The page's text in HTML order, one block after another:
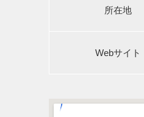
所在地
Webサイト